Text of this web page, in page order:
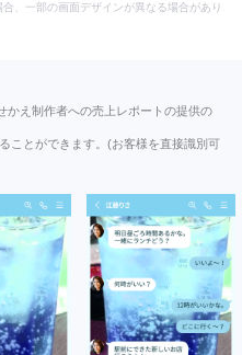
、一部の画面デザインが異なる場合があり
かえ制作者への売上レポートの提供の
ことができます。(お客様を直接識別可